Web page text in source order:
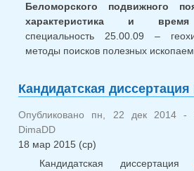
Беломорского подвижного
характеристика и время
специальность 25.00.09 –
методы поисков полезных
Кандидатская
Опубликовано пн, 22 дек 2014 -
DimaDD
18 мар 2015 (ср)
Кандидатская